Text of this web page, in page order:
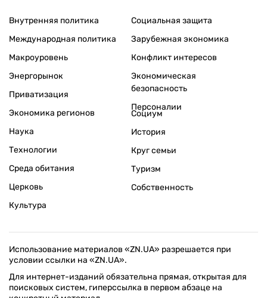
Внутренняя политика
Международная политика
Макроуровень
Энергорынок
Приватизация
Экономика регионов
Социальная защита
Зарубежная экономика
Конфликт интересов
Экономическая
безопасность
Персоналии
Наука
Технологии
Среда обитания
Церковь
Культура
Социум
История
Круг семьи
Туризм
Собственность
Использование материалов «ZN.UA» разрешается при
условии ссылки на «ZN.UA».
Для интернет-изданий обязательна прямая, открытая для
поисковых систем, гиперссылка в первом абзаце на